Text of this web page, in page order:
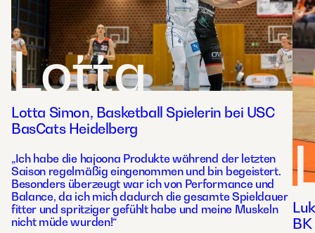
Lotta
Lotta Simon, Basketball Spielerin bei USC
BasCats Heidelberg
„Ich habe die hajoona Produkte während der letzten
Saison regelmäßig eingenommen und bin begeistert.
Besonders überzeugt war ich von Performance und
Balance, da ich mich dadurch die gesamte Spieldauer
fitter und spritziger gefühlt habe und meine Muskeln
nicht müde wurden!“
BK